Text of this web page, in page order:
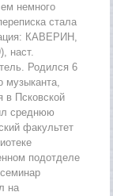
немного
стала
КАВЕРИН,
наст.
Родился 6
музыканта,
в Псковской
среднюю
факультет
подотделе
на